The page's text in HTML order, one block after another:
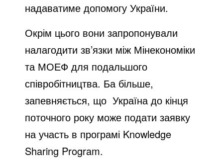
надаватиме допомогу України.
Окрім цього вони запропонували
налагодити зв’язки між Мінекономіки
та МОЕФ для подальшого
співробітництва. Ба більше,
запевняється, що Україна до кінця
поточного року може подати заявку
на участь в програмі Knowledge
Sharing Program.